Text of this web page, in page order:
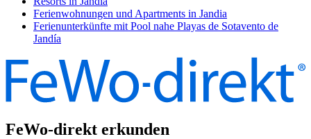
Ferienwohnungen und Apartments in Jandia
Ferienunterkünfte mit Pool nahe Playas de Sotavento de
Jandía
FeWo-direkt erkunden